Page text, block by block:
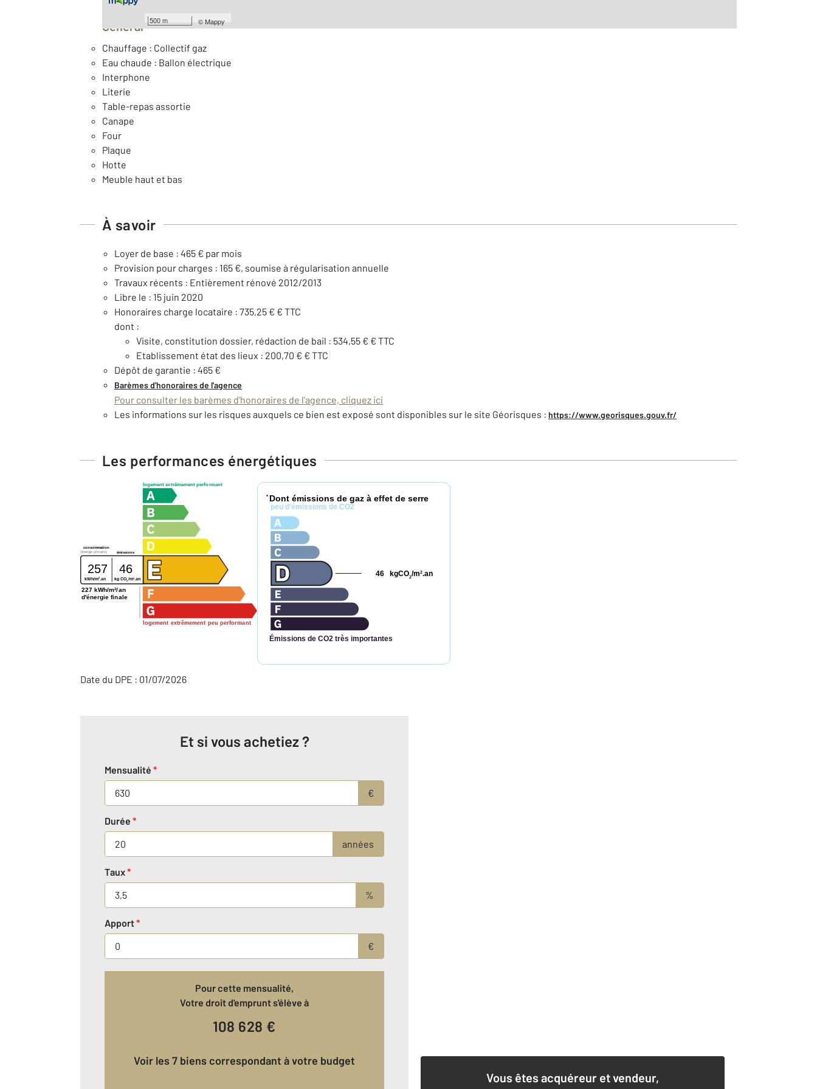
500 m ©Mappy
Général
Chauffage : Collectif gaz
Eau chaude : Ballon électrique
Interphone
Literie
Table-repas assortie
Canape
Four
Plaque
Hotte
Meuble haut et bas
À savoir
Loyer de base : 465 € par mois
Provision pour charges : 165 €, soumise à régularisation annuelle
Travaux récents : Entièrement rénové 2012/2013
Libre le : 15 juin 2020
Honoraires charge locataire : 735,25 € € TTC
dont :
Visite, constitution dossier, rédaction de bail : 534,55 € € TTC
Etablissement état des lieux : 200,70 € € TTC
Dépôt de garantie : 465 €
Barèmes d'honoraires de l'agence
Pour consulter les barèmes d'honoraires de l'agence, cliquez ici
Les informations sur les risques auxquels ce bien est exposé sont disponibles sur le site Géorisques : https://www.georisques.gouv.fr/
Les performances énergétiques
logement extrêmement performant
logement extrêmement peu performant
consommation
émissions
(énergie primaire)
257 46
kWh/m2 .an kg CO2/m2 .an
227 kWh/m²/an
d'énergie finale
* Dont émissions de gaz à effet de serre
peu d'émissions de CO2
Émissions de CO2 très importantes
kgCO2/m2.an
46
Date du DPE : 01/07/2026
Et si vous achetiez ?
Mensualité *
€
Durée *
années
Taux*
%
Apport*
€
Pour cette mensualité,
Votre droit d'emprunt s'élève à
108 628 €
Voir les 7 biens correspondant à votre budget
Vous êtes acquéreur et vendeur,